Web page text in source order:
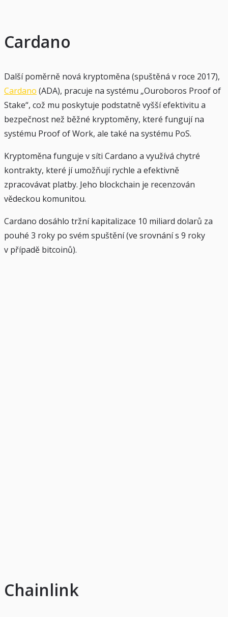
Cardano
Další poměrně nová kryptoměna (spuštěná v roce 2017),
Cardano (ADA), pracuje na systému „Ouroboros Proof of
Stake“, což mu poskytuje podstatně vyšší efektivitu a
bezpečnost než běžné kryptoměny, které fungují na
systému Proof of Work, ale také na systému PoS.
Kryptoměna funguje v síti Cardano a využívá chytré
kontrakty, které jí umožňují rychle a efektivně
zpracovávat platby. Jeho blockchain je recenzován
vědeckou komunitou.
Cardano dosáhlo tržní kapitalizace 10 miliard dolarů za
pouhé 3 roky po svém spuštění (ve srovnání s 9 roky
v případě bitcoinů).
Chainlink